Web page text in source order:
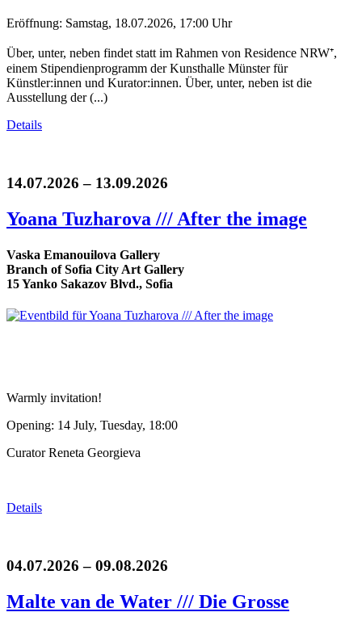
Eröffnung: Samstag, 18.07.2026, 17:00 Uhr
Über, unter, neben findet statt im Rahmen von Residence NRW⁺,
einem Stipendienprogramm der Kunsthalle Münster für
Künstler:innen und Kurator:innen. Über, unter, neben ist die
Ausstellung der (...)
Details
14.07.2026 – 13.09.2026
Yoana Tuzharova /// After the image
Vaska Emanouilova Gallery
Branch of Sofia City Art Gallery
15 Yanko Sakazov Blvd., Sofia
Warmly invitation!
Opening: 14 July, Tuesday, 18:00
Curator Reneta Georgieva
Details
04.07.2026 – 09.08.2026
Malte van de Water /// Die Grosse